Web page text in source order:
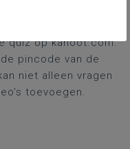
quiz op kahoot.com.
pincode van de
niet alleen vragen
toevoegen.